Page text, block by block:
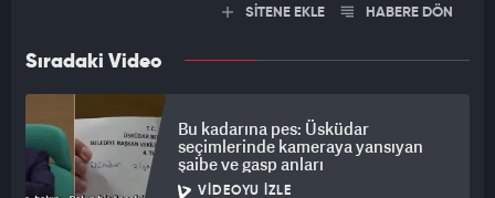
SİTENE EKLE HABERE DÖN
Sıradaki Video
Bu kadarına pes: Üsküdar
seçimlerinde kameraya yansıyan
şaibe ve gasp anları
VIDEOYU İZLE